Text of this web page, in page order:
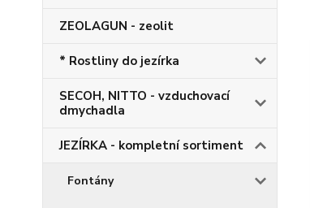
ZEOLAGUN - zeolit
* Rostliny do jezírka
SECOH, NITTO - vzduchovací
dmychadla
JEZÍRKA - kompletní sortiment
Fontány